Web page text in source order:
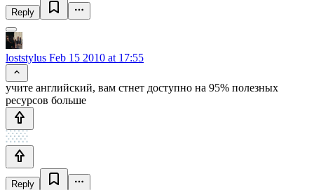
Reply
loststylus Feb 15 2010 at 17:55
учите английский, вам стнет доступно на 95% полезных
ресурсов больше
Reply